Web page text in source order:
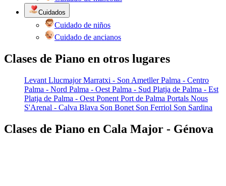
Cuidados
Cuidado de niños
Cuidado de ancianos
Clases de Piano en otros lugares
Levant Llucmajor Marratxi - Son Ametller Palma - Centro
Palma - Nord Palma - Oest Palma - Sud Platja de Palma - Est
Platja de Palma - Oest Ponent Port de Palma Portals Nous
S'Arenal - Calva Blava Son Bonet Son Ferriol Son Sardina
Clases de Piano en Cala Major - Génova